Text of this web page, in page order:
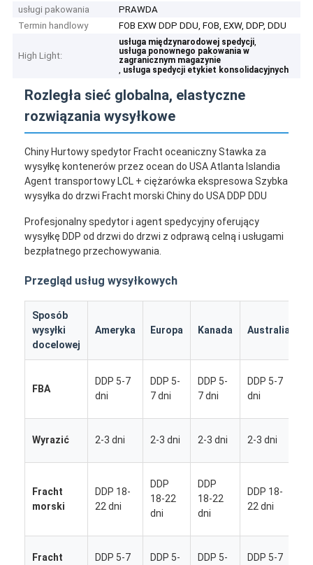
usługi pakowania
PRAWDA
Termin handlowy
FOB EXW DDP DDU, FOB, EXW, DDP, DDU
High Light:
usługa międzynarodowej spedycji,
usługa ponownego pakowania w
zagranicznym magazynie
, usługa spedycji etykiet konsolidacyjnych
Rozległa sieć globalna, elastyczne
rozwiązania wysyłkowe
Chiny Hurtowy spedytor Fracht oceaniczny Stawka za
wysyłkę kontenerów przez ocean do USA Atlanta Islandia
Agent transportowy LCL + ciężarówka ekspresowa Szybka
wysyłka do drzwi Fracht morski Chiny do USA DDP DDU
Profesjonalny spedytor i agent spedycyjny oferujący
wysyłkę DDP od drzwi do drzwi z odprawą celną i usługami
bezpłatnego przechowywania.
Przegląd usług wysyłkowych
Sposób
wysyłki
docelowej
Ameryka Europa Kanada Australia
FBA
DDP 5-7
dni
DDP 5-
7 dni
DDP 5-
7 dni
DDP 5-7
dni
Wyrazić 2-3 dni 2-3 dni 2-3 dni 2-3 dni
Fracht
morski
DDP 18-
22 dni
DDP
18-22
dni
DDP
18-22
dni
DDP 18-
22 dni
Fracht
DDP 5-7
DDP 5-
DDP 5-
DDP 5-7